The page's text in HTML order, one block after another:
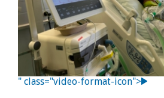
" class="video-format-icon">